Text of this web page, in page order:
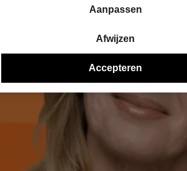
Aanpassen
Afwijzen
Accepteren